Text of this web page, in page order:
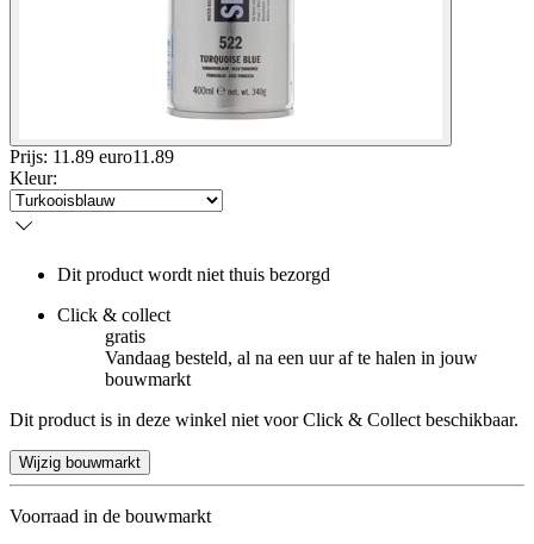
Prijs: 11.89 euro11 .89
Kleur:
Dit product wordt niet thuis bezorgd
Click & collect
gratis
Vandaag besteld, al na een uur af te halen in jouw
bouwmarkt
Dit product is in deze winkel niet voor Click & Collect beschikbaar.
Wijzig bouwmarkt
Voorraad in de bouwmarkt